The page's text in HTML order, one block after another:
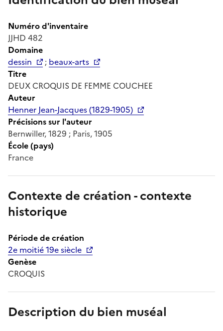
Numéro d'inventaire
JJHD 482
Domaine
dessin
; beaux-arts
Titre
DEUX CROQUIS DE FEMME COUCHEE
Auteur
Henner Jean-Jacques (1829-1905)
Précisions sur l'auteur
Bernwiller, 1829 ; Paris, 1905
École (pays)
France
Contexte de création - contexte
historique
Période de création
2e moitié 19e siècle
Genèse
CROQUIS
Description du bien muséal